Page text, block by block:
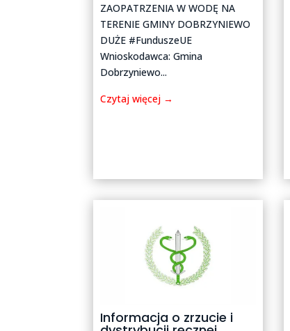
ZAOPATRZENIA W WODĘ NA
TERENIE GMINY DOBRZYNIEWO
DUŻE #FunduszeUE
Wnioskodawca: Gmina
Dobrzyniewo...
Czytaj więcej →
Informacja o zrzucie i